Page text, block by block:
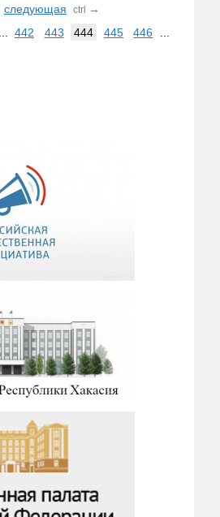
следующая ctrl →
442 443 444 445 446